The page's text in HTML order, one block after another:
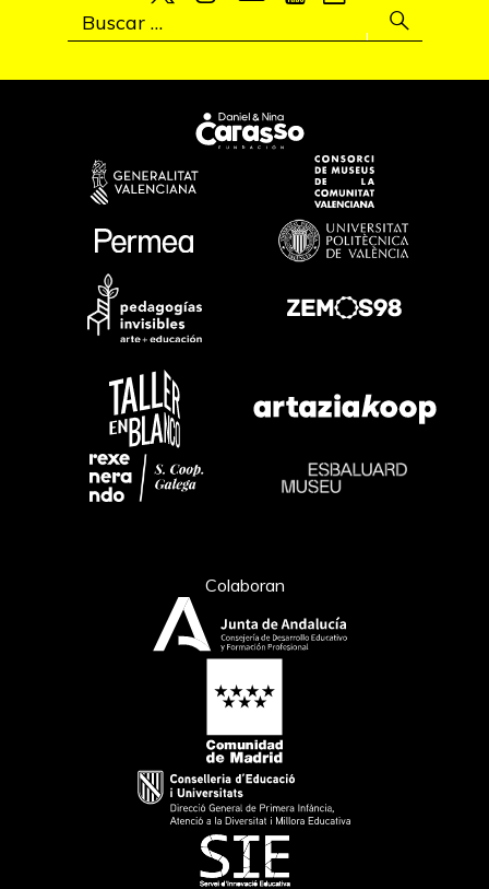
Colaboran